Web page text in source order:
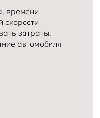
времени
скорости
затраты,
автомобиля